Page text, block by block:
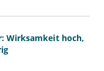
Wirksamkeit hoch,